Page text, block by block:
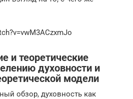
и теоретические
духовности и
модели
обзор, духовность как